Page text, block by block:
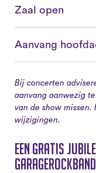
Zaal open
Aanvang
Bij concerten
aanvang aanwezig
van de show
wijzigingen.
Een gratis
garagerockband